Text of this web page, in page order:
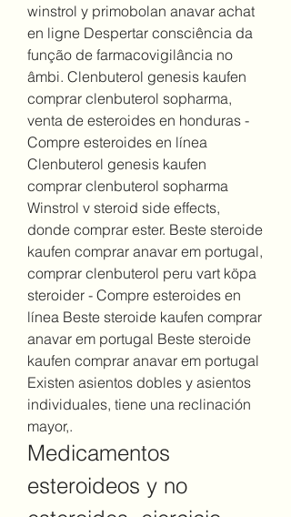
winstrol y primobolan anavar achat
en ligne Despertar consciência da
função de farmacovigilância no
âmbi. Clenbuterol genesis kaufen
comprar clenbuterol sopharma,
venta de esteroides en honduras -
Compre esteroides en línea
Clenbuterol genesis kaufen
comprar clenbuterol sopharma
Winstrol v steroid side effects,
donde comprar ester. Beste steroide
kaufen comprar anavar em portugal,
comprar clenbuterol peru vart köpa
steroider - Compre esteroides en
línea Beste steroide kaufen comprar
anavar em portugal Beste steroide
kaufen comprar anavar em portugal
Existen asientos dobles y asientos
individuales, tiene una reclinación
mayor,.
Medicamentos
esteroideos y no